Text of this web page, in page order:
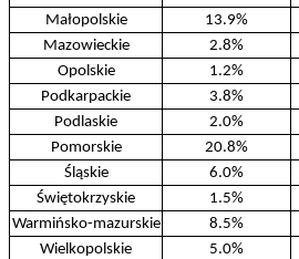
Małopolskie
13.9%
Mazowieckie
2.8%
Opolskie
1.2%
Podkarpackie
3.8%
Podlaskie
2.0%
Pomorskie
20.8%
Śląskie
6.0%
Świętokrzyskie
1.5%
Warmińsko-mazurskie
8.5%
Wielkopolskie
5.0%